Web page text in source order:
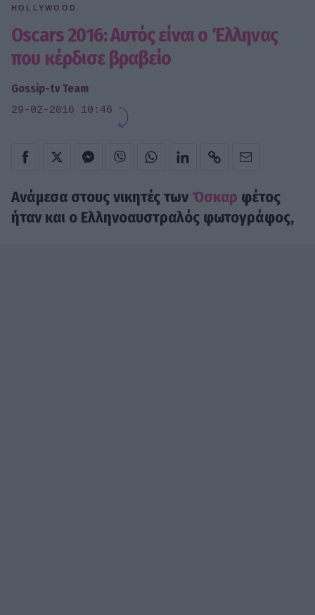
HOLLYWOOD
Oscars 2016: Αυτός είναι ο Έλληνας
που κέρδισε βραβείο
Gossip-tv Team
29-02-2016 10:46
Ανάμεσα στους νικητές των Όσκαρ φέτος
ήταν και ο Ελληνοαυστραλός φωτογράφος,